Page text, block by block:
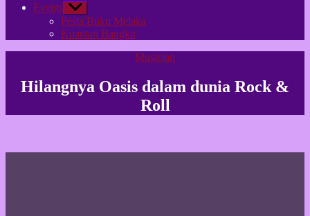
Events Show
sub
menu
Pesta Buku Melaka
Kuantan Bangkit
Categories
Musician
Hilangnya Oasis dalam dunia Rock &
Roll